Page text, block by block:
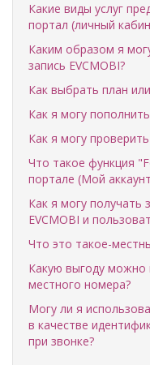
Какие виды услуг
портал (личный
Каким образом я
запись EVCMOBI?
Как выбрать план
Как я могу
Как я могу
Что такое функция
портале (Мой
Как я могу получать
EVCMOBI и
Что это такое-
Какую выгоду можно
местного номера?
Могу ли я
в качестве
при звонке?